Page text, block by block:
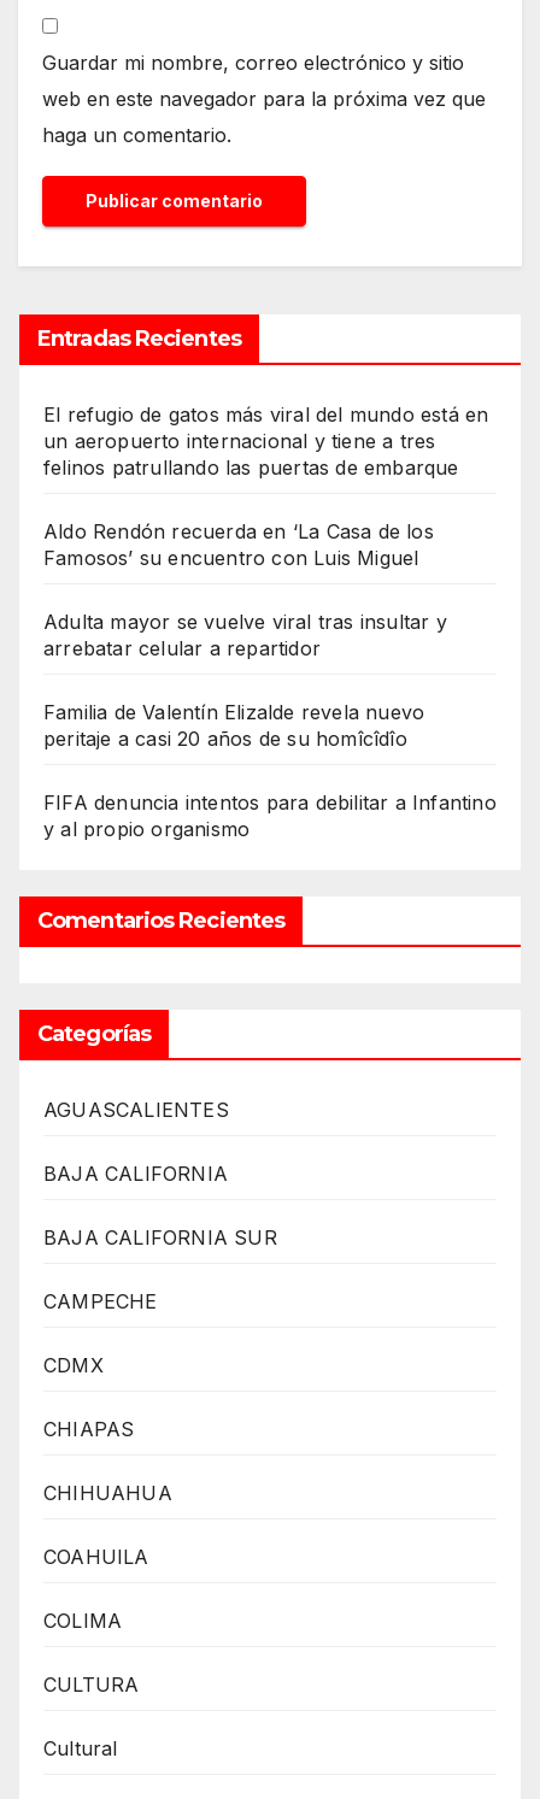
Guardar mi nombre, correo electrónico y sitio
web en este navegador para la próxima vez que
haga un comentario.
Entradas Recientes
El refugio de gatos más viral del mundo está en
un aeropuerto internacional y tiene a tres
felinos patrullando las puertas de embarque
Aldo Rendón recuerda en ‘La Casa de los
Famosos’ su encuentro con Luis Miguel
Adulta mayor se vuelve viral tras insultar y
arrebatar celular a repartidor
Familia de Valentín Elizalde revela nuevo
peritaje a casi 20 años de su homîcîdîo
FIFA denuncia intentos para debilitar a Infantino
y al propio organismo
Comentarios Recientes
Categorías
AGUASCALIENTES
BAJA CALIFORNIA
BAJA CALIFORNIA SUR
CAMPECHE
CDMX
CHIAPAS
CHIHUAHUA
COAHUILA
COLIMA
CULTURA
Cultural